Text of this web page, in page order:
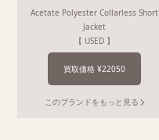
Acetate Polyester Collarless Short
Jacket
【 USED 】
買取価格 ¥22050
このブランドをもっと見る